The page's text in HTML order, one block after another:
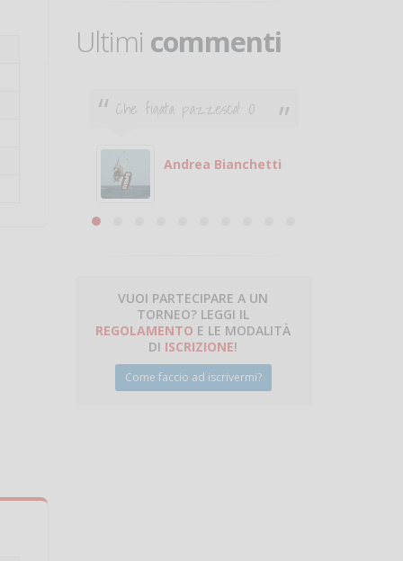
Ultimi commenti
Che figata pazzesca! :O
Andrea Bianchetti
VUOI PARTECIPARE A UN
TORNEO? LEGGI IL
REGOLAMENTO E LE MODALITÀ
DI ISCRIZIONE!
Come faccio ad iscrivermi?